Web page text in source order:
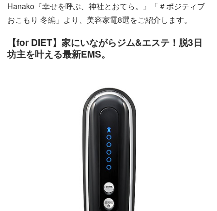
Hanako『幸せを呼ぶ、神社とおてら。』「＃ポジティブ
おこもり 冬編」より、美容家電8選をご紹介します。
【for DIET】家にいながらジム&エステ！脱3日
坊主を叶える最新EMS。